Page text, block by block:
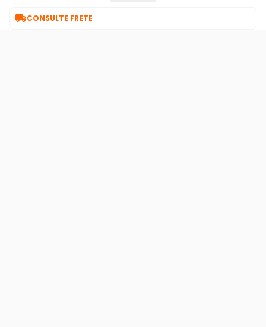
CONSULTE FRETE